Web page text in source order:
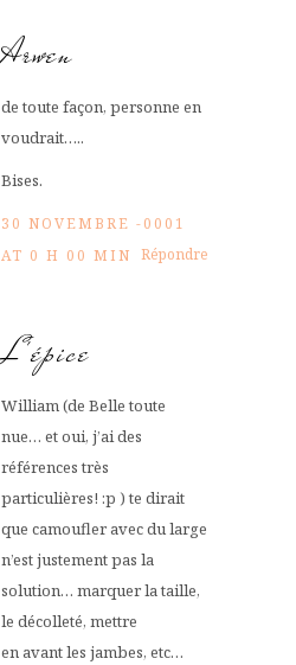
Arwen
de toute façon, personne en
voudrait…..
Bises.
30 NOVEMBRE -0001
AT 0 H 00 MIN Répondre
L'épice
William (de Belle toute
nue… et oui, j’ai des
références très
particulières! :p ) te dirait
que camoufler avec du large
n’est justement pas la
solution… marquer la taille,
le décolleté, mettre
en avant les jambes, etc…